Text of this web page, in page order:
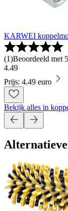
KARWEI
(1)Beoordeeld met
4.49
Prijs: 4.49 euro
Bekijk alles in